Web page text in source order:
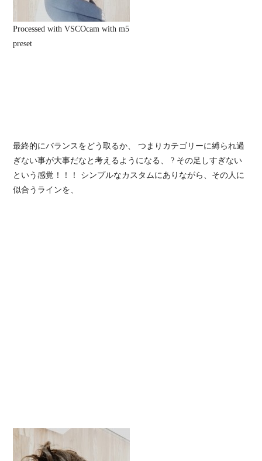
Processed with VSCOcam with m5
preset
最終的にバランスをどう取るか、 つまりカテゴリーに縛られ過
ぎない事が大事だなと考えるようになる、 ? その足しすぎない
という感覚！！！ シンプルなカスタムにありながら、その人に
似合うラインを、